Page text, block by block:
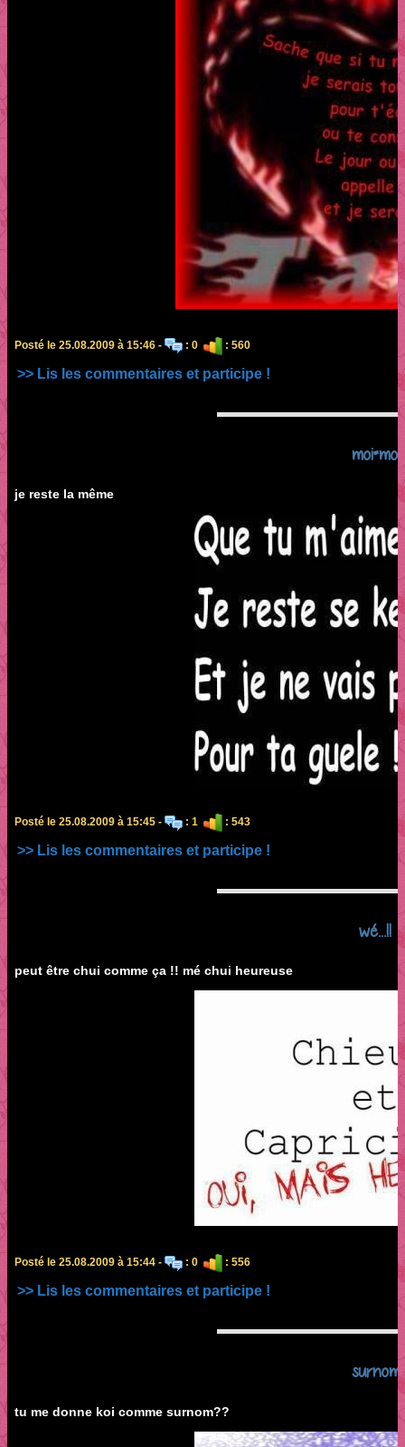
Posté le 25.08.2009 à 15:46 - : 0 : 560
>> Lis les commentaires et participe !
moi=moi
je reste la même
Posté le 25.08.2009 à 15:45 - : 1 : 543
>> Lis les commentaires et participe !
wé...!!
peut être chui comme ça !! mé chui heureuse
Posté le 25.08.2009 à 15:44 - : 0 : 556
>> Lis les commentaires et participe !
surnom
tu me donne koi comme surnom??